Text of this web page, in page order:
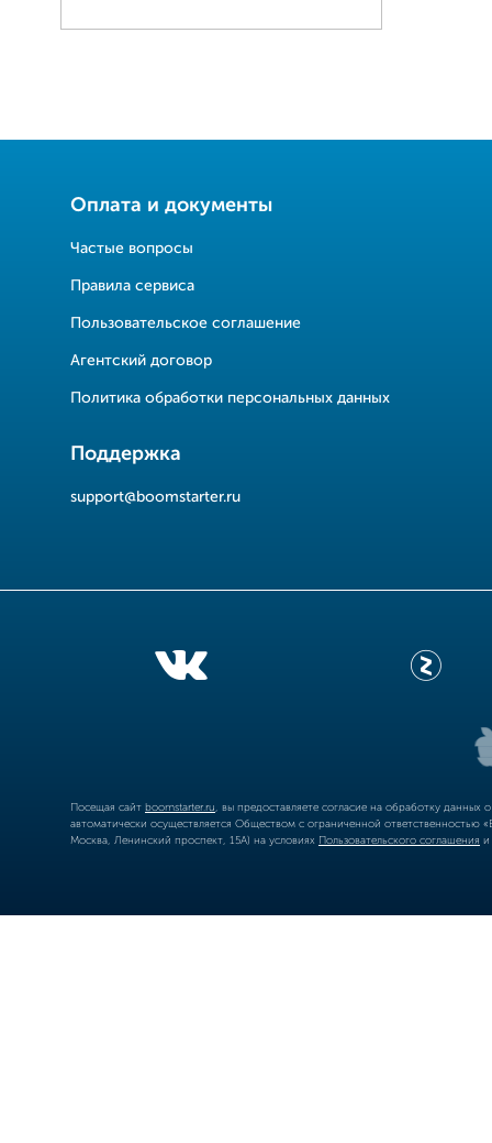
Оплата и документы
Частые вопросы
Правила сервиса
Пользовательское соглашение
Агентский договор
Политика обработки персональных данных
Поддержка
support@boomstarter.ru
Посещая сайт boomstarter.ru , вы предоставляете согласие на обработку
автоматически осуществляется Обществом с ограниченной
Москва, Ленинский проспект, 15А) на условиях Пользовательского соглашения и